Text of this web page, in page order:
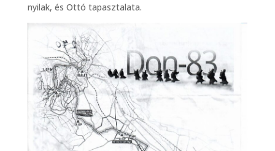
nyilak, és Ottó tapasztalata.